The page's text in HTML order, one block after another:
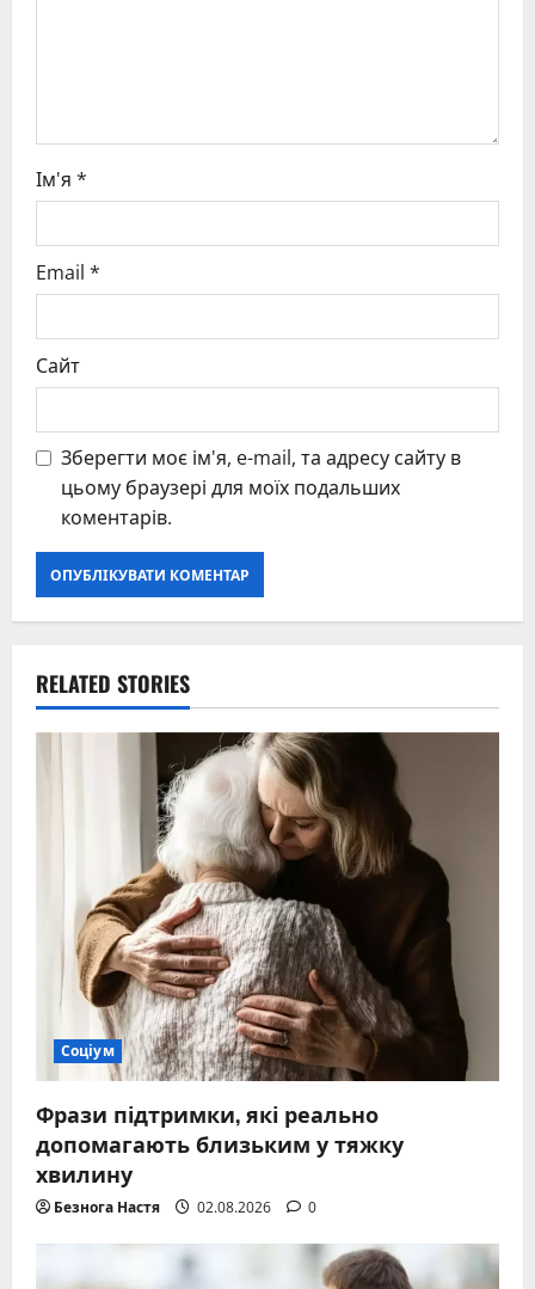
Ім'я *
Email *
Сайт
Зберегти моє ім'я, e-mail, та адресу сайту в
цьому браузері для моїх подальших
коментарів.
RELATED STORIES
Соціум
Фрази підтримки, які реально
допомагають близьким у тяжку
хвилину
Безнога Настя 02.08.2026 0